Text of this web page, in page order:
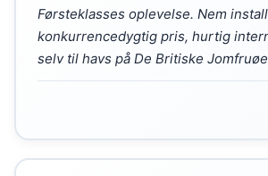
Førsteklasses oplevelse. Nem
konkurrencedygtig pris, hurtig
selv til havs på De Britiske